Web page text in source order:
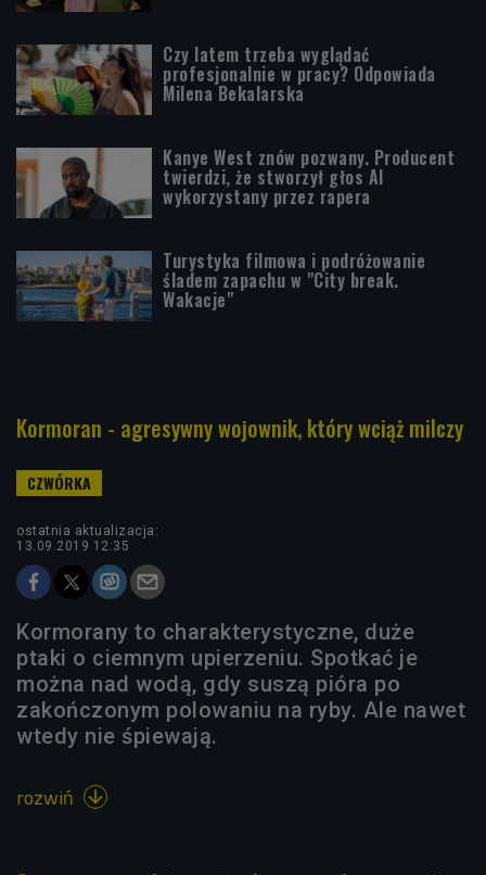
Czy latem trzeba wyglądać
profesjonalnie w pracy? Odpowiada
Milena Bekalarska
Kanye West znów pozwany. Producent
twierdzi, że stworzył głos AI
wykorzystany przez rapera
Turystyka filmowa i podróżowanie
śladem zapachu w "City break.
Wakacje"
Kormoran - agresywny wojownik, który wciąż milczy
ostatnia aktualizacja:
13.09.2019 12:35
Kormorany to charakterystyczne, duże
ptaki o ciemnym upierzeniu. Spotkać je
można nad wodą, gdy suszą pióra po
zakończonym polowaniu na ryby. Ale nawet
wtedy nie śpiewają.
rozwiń 